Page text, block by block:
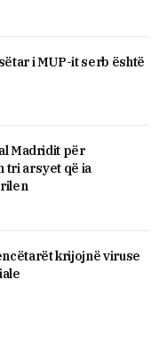
i MUP-it serb është
Madridit për
tri arsyet që ia
krijojnë viruse